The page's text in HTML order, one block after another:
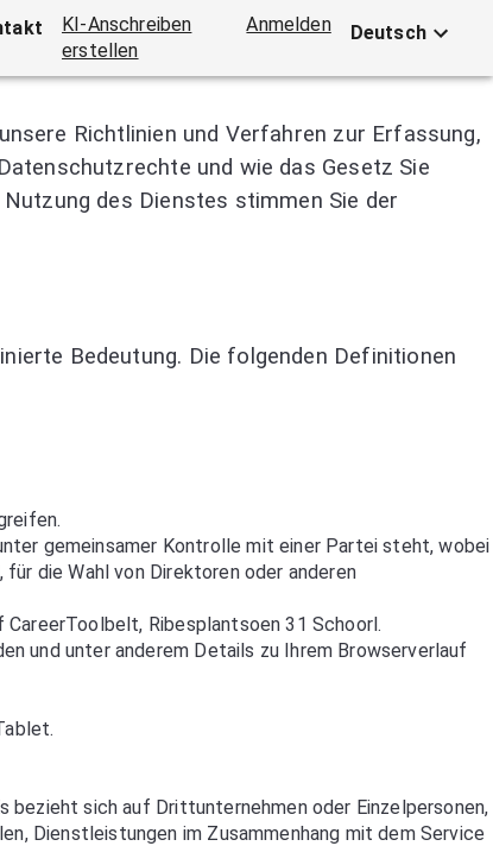
KI-Anschreiben
erstellen
Anmelden Deutsch
Richtlinien und Verfahren zur Erfassung,
und wie das Gesetz Sie
des Dienstes stimmen Sie der
Bedeutung. Die folgenden Definitionen
gemeinsamer Kontrolle mit einer Partei steht, wobei
die Wahl von Direktoren oder anderen
CareerToolbelt, Ribesplantsoen 31 Schoorl.
und unter anderem Details zu Ihrem Browserverlauf
sich auf Drittunternehmen oder Einzelpersonen,
Dienstleistungen im Zusammenhang mit dem Service